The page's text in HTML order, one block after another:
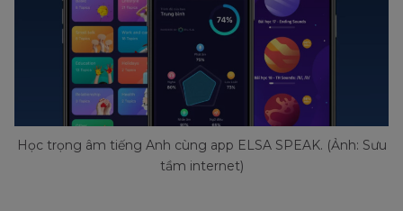
Học trọng âm tiếng Anh cùng app ELSA SPEAK. (Ảnh: Sưu
tầm internet)